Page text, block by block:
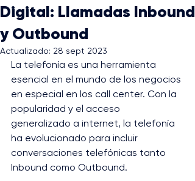
Digital: Llamadas Inbound
y Outbound
Actualizado: 28 sept 2023
La telefonía es una herramienta
esencial en el mundo de los negocios
en especial en los call center. Con la
popularidad y el acceso
generalizado a internet, la telefonía
ha evolucionado para incluir
conversaciones telefónicas tanto
Inbound como Outbound.